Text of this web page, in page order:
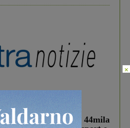
Smart Cities, oltre 44mila
×